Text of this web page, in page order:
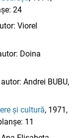
24
Viorel
Doina
Andrei BUBU,
și cultură, 1971,
11